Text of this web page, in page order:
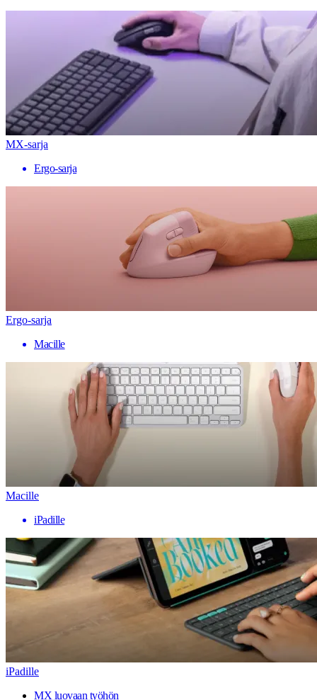
MX-sarja
Ergo-sarja
Ergo-sarja
Macille
Macille
iPadille
iPadille
MX luovaan työhön